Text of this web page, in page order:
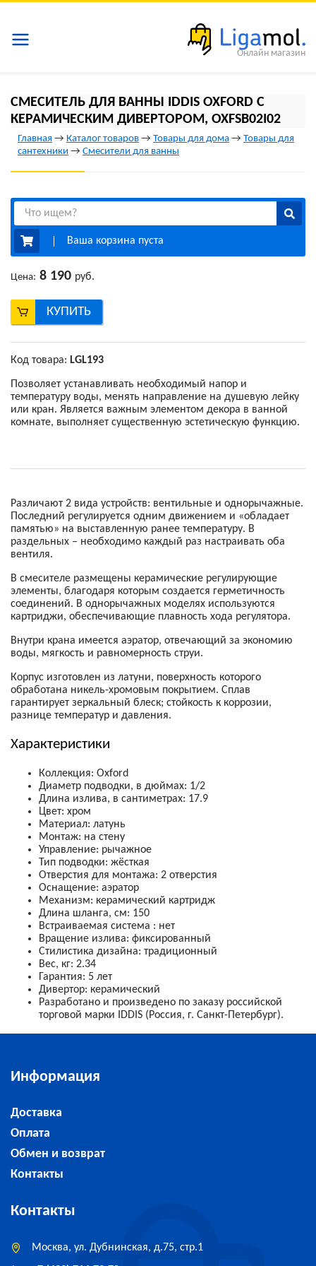
СМЕСИТЕЛЬ ДЛЯ ВАННЫ IDDIS OXFORD С
КЕРАМИЧЕСКИМ ДИВЕРТОРОМ, OXFSB02I02
Главная → Каталог товаров → Товары для дома → Товары для
сантехники → Смесители для ванны
Ваша корзина пуста
Цена: 8 190 руб.
КУПИТЬ
Код товара: LGL193
Позволяет устанавливать необходимый напор и
температуру воды, менять направление на душевую лейку
или кран. Является важным элементом декора в ванной
комнате, выполняет существенную эстетическую функцию.
Различают 2 вида устройств: вентильные и однорычажные.
Последний регулируется одним движением и «обладает
памятью» на выставленную ранее температуру. В
раздельных – необходимо каждый раз настраивать оба
вентиля.
В смесителе размещены керамические регулирующие
элементы, благодаря которым создается герметичность
соединений. В однорычажных моделях используются
картриджи, обеспечивающие плавность хода регулятора.
Внутри крана имеется аэратор, отвечающий за экономию
воды, мягкость и равномерность струи.
Корпус изготовлен из латуни, поверхность которого
обработана никель-хромовым покрытием. Сплав
гарантирует зеркальный блеск; стойкость к коррозии,
разнице температур и давления.
Характеристики
Коллекция: Oxford
Диаметр подводки, в дюймах: 1/2
Длина излива, в сантиметрах: 17.9
Цвет: хром
Материал: латунь
Монтаж: на стену
Управление: рычажное
Тип подводки: жёсткая
Отверстия для монтажа: 2 отверстия
Оснащение: аэратор
Механизм: керамический картридж
Длина шланга, см: 150
Встраиваемая система : нет
Вращение излива: фиксированный
Стилистика дизайна: традиционный
Вес, кг: 2.34
Гарантия: 5 лет
Дивертор: керамический
Разработано и произведено по заказу российской
торговой марки IDDIS (Россия, г. Санкт-Петербург).
Информация
Доставка
Оплата
Обмен и возврат
Контакты
Контакты
Москва, ул. Дубнинская, д.75, стр.1
Онлайн магазин